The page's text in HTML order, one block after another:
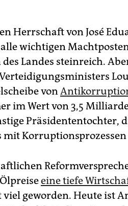
Herrschaft von José
wichtigen
Landes steinreich.
von
im Wert von 3,5
Präsidententochter,
mit
eine tiefe
geworden. Heute ist